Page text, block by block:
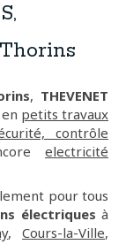
, THEVENET
petits travaux
contrôle
electricité
pour tous
électriques à
, Cours-la-Ville,